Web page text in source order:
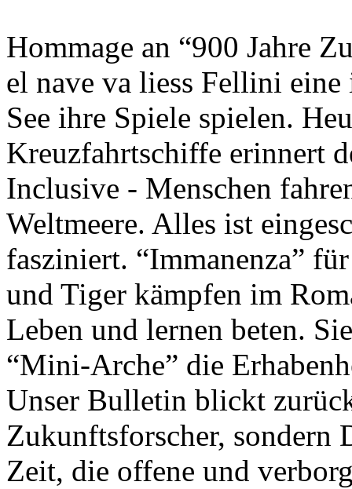
Hommage an “900 Jahre
el nave va liess Fellini
See ihre Spiele spielen.
Kreuzfahrtschiffe erinnert
Inclusive - Menschen
Weltmeere. Alles ist
fasziniert. “Immanenza”
und Tiger kämpfen im
Leben und lernen beten.
“Mini-Arche” die
Unser Bulletin blickt
Zukunftsforscher, sondern
Zeit, die offene und